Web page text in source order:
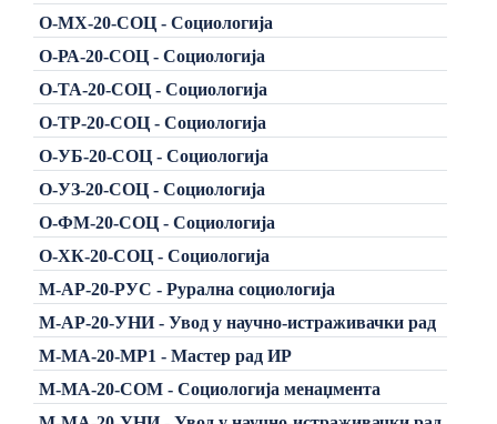
О-МХ-20-СОЦ - Социологија
О-РА-20-СОЦ - Социологија
О-ТА-20-СОЦ - Социологија
О-ТР-20-СОЦ - Социологија
О-УБ-20-СОЦ - Социологија
О-УЗ-20-СОЦ - Социологија
О-ФМ-20-СОЦ - Социологија
О-ХК-20-СОЦ - Социологија
М-АР-20-РУС - Рурална социологија
М-АР-20-УНИ - Увод у научно-истраживачки рад
М-МА-20-МР1 - Мастер рад ИР
М-МА-20-СОМ - Социологија менаџмента